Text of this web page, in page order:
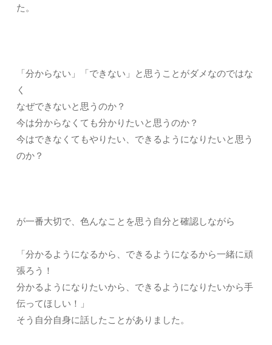
た。
「分からない」「できない」と思うことがダメなのではな
く
なぜできないと思うのか？
今は分からなくても分かりたいと思うのか？
今はできなくてもやりたい、できるようになりたいと思う
のか？
が一番大切で、色んなことを思う自分と確認しながら
「分かるようになるから、できるようになるから一緒に頑
張ろう！
分かるようになりたいから、できるようになりたいから手
伝ってほしい！」
そう自分自身に話したことがありました。